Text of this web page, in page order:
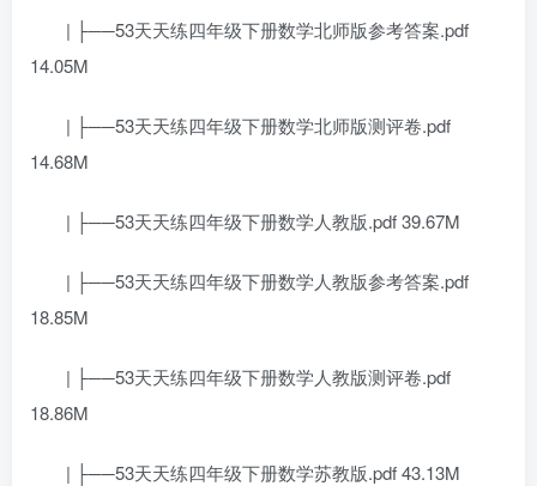
| ├──53天天练四年级下册数学北师版参考答案.pdf
14.05M
| ├──53天天练四年级下册数学北师版测评卷.pdf
14.68M
| ├──53天天练四年级下册数学人教版.pdf 39.67M
| ├──53天天练四年级下册数学人教版参考答案.pdf
18.85M
| ├──53天天练四年级下册数学人教版测评卷.pdf
18.86M
| ├──53天天练四年级下册数学苏教版.pdf 43.13M